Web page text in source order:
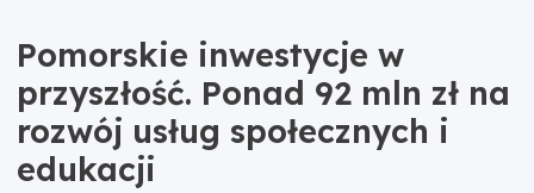
Pomorskie inwestycje w
przyszłość. Ponad 92 mln zł na
rozwój usług społecznych i
edukacji